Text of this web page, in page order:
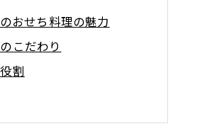
おせち料理の魅力
こだわり
割
ズム